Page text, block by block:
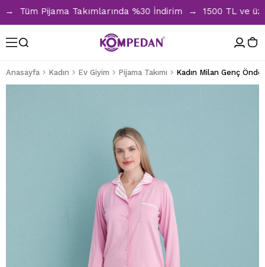
Pijama Takımlarında %30 İndirim → 1500 TL ve
Anasayfa Kadın Ev Giyim Pijama Takımı